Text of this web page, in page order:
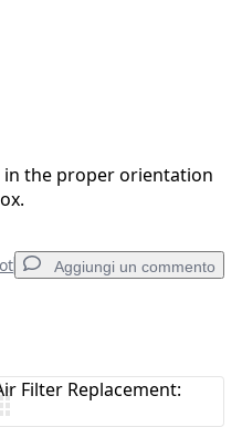
the proper orientation
Aggiungi un commento